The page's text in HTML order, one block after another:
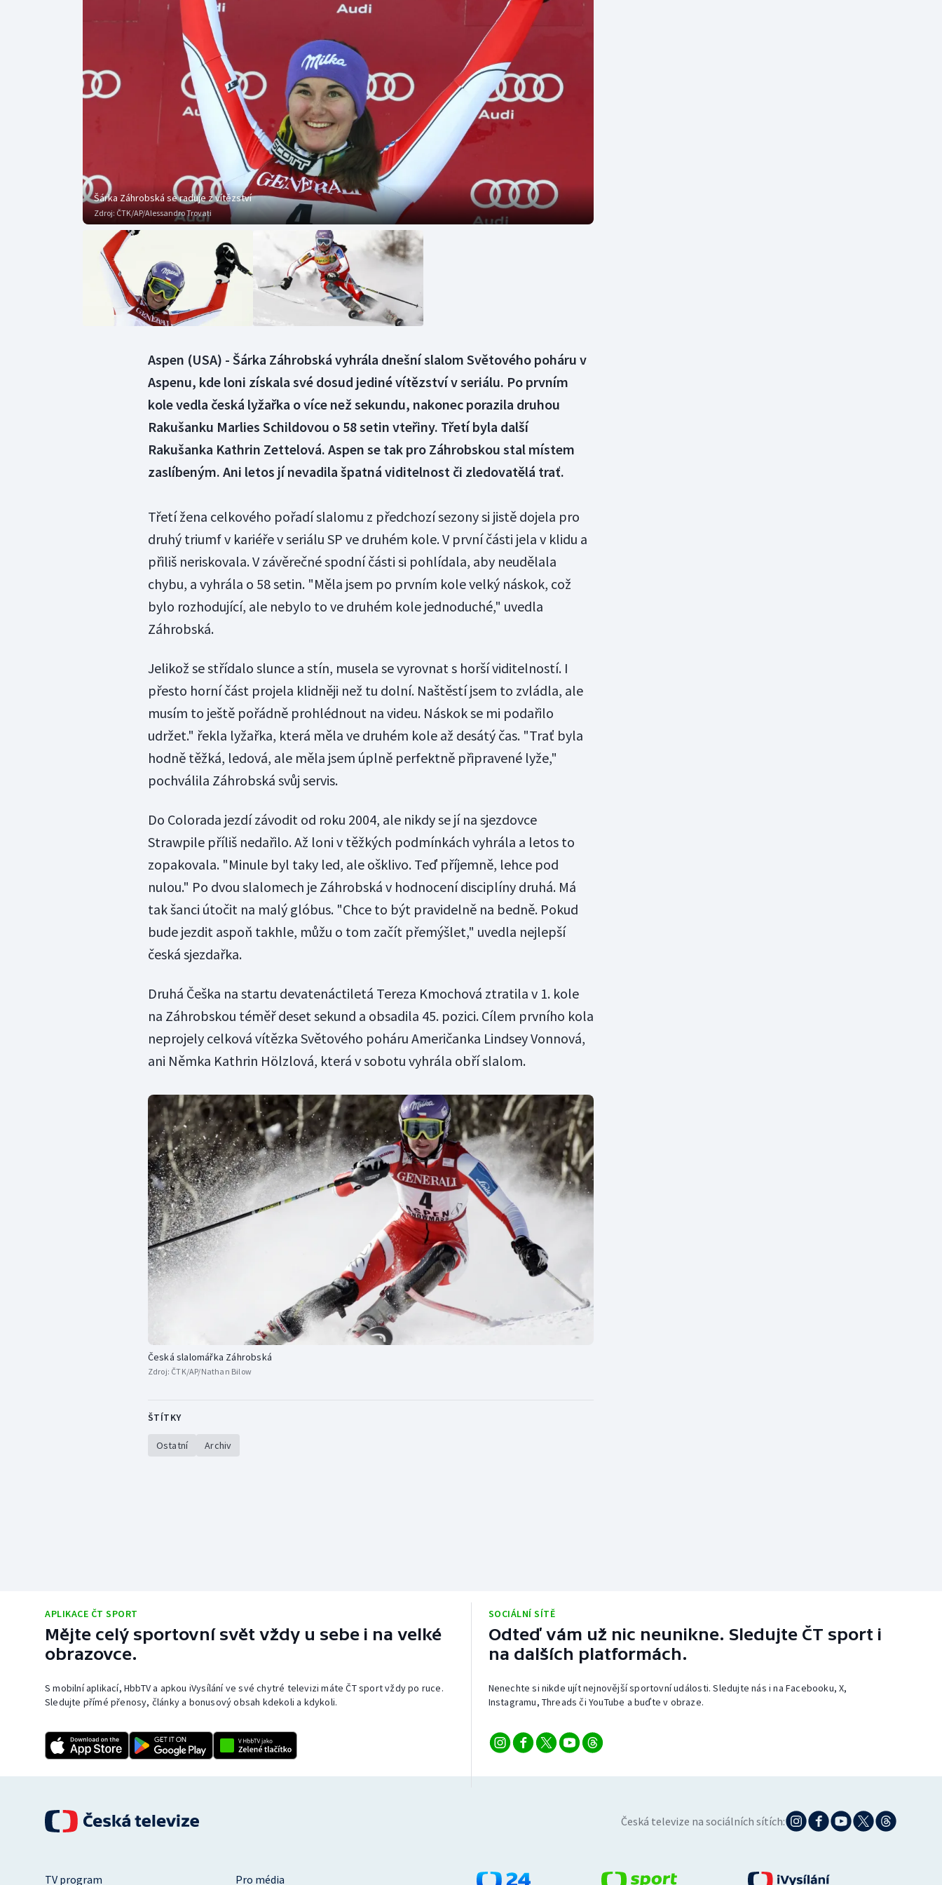
Curling
Dostihy
Florbal
Futsal
Golf
Gymnastika
Moderní pětiboj
Olympijské hry
Parasport
Plavání
Plážový volejbal
Triatlon
Veslování
Vodní slalom
Volejbal
Šárka Záhrobská se raduje z vítězství
Zdroj: ČTK/AP/Alessandro Trovati
Aspen (USA) - Šárka Záhrobská vyhrála dnešní slalom Světového poháru v
Aspenu, kde loni získala své dosud jediné vítězství v seriálu. Po prvním
kole vedla česká lyžařka o více než sekundu, nakonec porazila druhou
Rakušanku Marlies Schildovou o 58 setin vteřiny. Třetí byla další
Rakušanka Kathrin Zettelová. Aspen se tak pro Záhrobskou stal místem
zaslíbeným. Ani letos jí nevadila špatná viditelnost či zledovatělá trať.
Třetí žena celkového pořadí slalomu z předchozí sezony si jistě dojela pro
druhý triumf v kariéře v seriálu SP ve druhém kole. V první části jela v klidu a
přiliš neriskovala. V závěrečné spodní části si pohlídala, aby neudělala
chybu, a vyhrála o 58 setin. "Měla jsem po prvním kole velký náskok, což
bylo rozhodující, ale nebylo to ve druhém kole jednoduché," uvedla
Záhrobská.
Jelikož se střídalo slunce a stín, musela se vyrovnat s horší viditelností. I
přesto horní část projela klidněji než tu dolní. Naštěstí jsem to zvládla, ale
musím to ještě pořádně prohlédnout na videu. Náskok se mi podařilo
udržet." řekla lyžařka, která měla ve druhém kole až desátý čas. "Trať byla
hodně těžká, ledová, ale měla jsem úplně perfektně připravené lyže,"
pochválila Záhrobská svůj servis.
Do Colorada jezdí závodit od roku 2004, ale nikdy se jí na sjezdovce
Strawpile příliš nedařilo. Až loni v těžkých podmínkách vyhrála a letos to
zopakovala. "Minule byl taky led, ale ošklivo. Teď příjemně, lehce pod
nulou." Po dvou slalomech je Záhrobská v hodnocení disciplíny druhá. Má
tak šanci útočit na malý glóbus. "Chce to být pravidelně na bedně. Pokud
bude jezdit aspoň takhle, můžu o tom začít přemýšlet," uvedla nejlepší
česká sjezdařka.
Druhá Češka na startu devatenáctiletá Tereza Kmochová ztratila v 1. kole
na Záhrobskou téměř deset sekund a obsadila 45. pozici. Cílem prvního kola
neprojely celková vítězka Světového poháru Američanka Lindsey Vonnová,
ani Němka Kathrin Hölzlová, která v sobotu vyhrála obří slalom.
Česká slalomářka Záhrobská
Zdroj: ČTK/AP/Nathan Bilow
ŠTÍTKY
Ostatní Archiv
APLIKACE ČT SPORT
Mějte celý sportovní svět vždy u sebe i na velké
obrazovce.
S mobilní aplikací, HbbTV a apkou iVysílání ve své chytré televizi máte ČT sport vždy po ruce.
Sledujte přímé přenosy, články a bonusový obsah kdekoli a kdykoli.
SOCIÁLNÍ SÍTĚ
Odteď vám už nic neunikne. Sledujte ČT sport i
na dalších platformách.
Nenechte si nikde ujít nejnovější sportovní události. Sledujte nás i na Facebooku, X,
Instagramu, Threads či YouTube a buďte v obraze.
Česká televize na sociálních sítích:
TV program Pro média